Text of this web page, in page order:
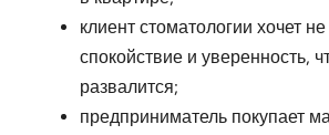
клиент стоматологии хочет
спокойствие и уверенность,
развалится;
предприниматель покупает